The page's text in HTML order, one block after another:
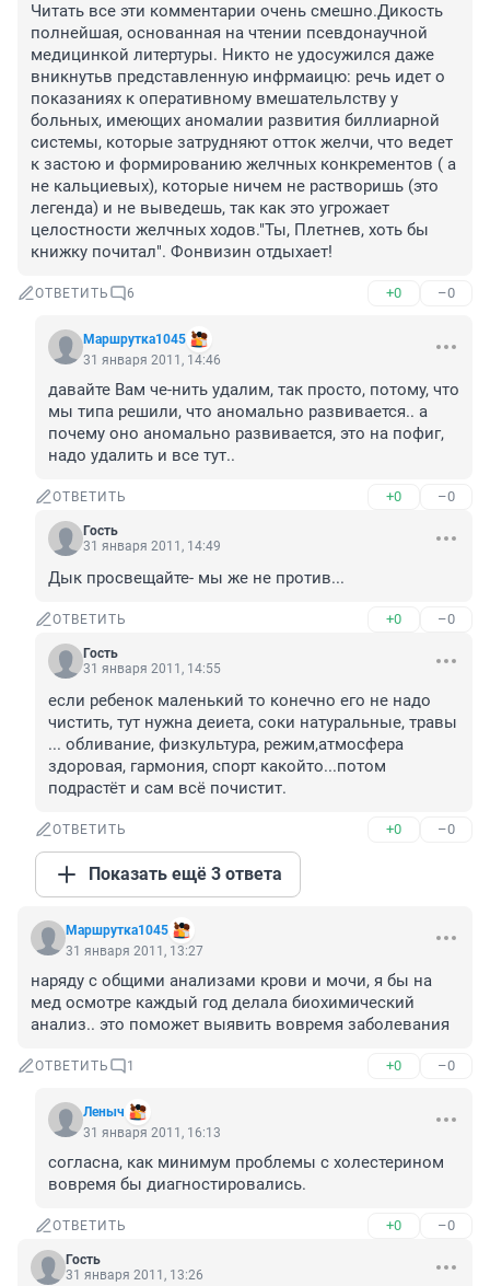
Читать все эти комментарии очень смешно.Дикость
полнейшая, основанная на чтении псевдонаучной
медицинкой литертуры. Никто не удосужился даже
вникнутьв представленную инфрмаицю: речь идет о
показаниях к оперативному вмешательлству у
больных, имеющих аномалии развития биллиарной
системы, которые затрудняют отток желчи, что ведет
к застою и формированию желчных конкрементов ( а
не кальциевых), которые ничем не растворишь (это
легенда) и не выведешь, так как это угрожает
целостности желчных ходов."Ты, Плетнев, хоть бы
книжку почитал". Фонвизин отдыхает!
ОТВЕТИТЬ 6 +0 –0
Маршрутка1045
31 января 2011, 14:46
давайте Вам че-нить удалим, так просто, потому, что
мы типа решили, что аномально развивается.. а
почему оно аномально развивается, это на пофиг,
надо удалить и все тут..
ОТВЕТИТЬ +0 –0
Гость
31 января 2011, 14:49
Дык просвещайте- мы же не против...
ОТВЕТИТЬ +0 –0
Гость
31 января 2011, 14:55
если ребенок маленький то конечно его не надо
чистить, тут нужна деиета, соки натуральные, травы
... обливание, физкультура, режим,атмосфера
здоровая, гармония, спорт какойто...потом
подрастёт и сам всё почистит.
ОТВЕТИТЬ +0 –0
Показать ещё 3 ответа
Маршрутка1045
31 января 2011, 13:27
наряду с общими анализами крови и мочи, я бы на
мед осмотре каждый год делала биохимический
анализ.. это поможет выявить вовремя заболевания
ОТВЕТИТЬ 1 +0 –0
Леныч
31 января 2011, 16:13
согласна, как минимум проблемы с холестерином
вовремя бы диагностировались.
ОТВЕТИТЬ +0 –0
Гость
31 января 2011, 13:26